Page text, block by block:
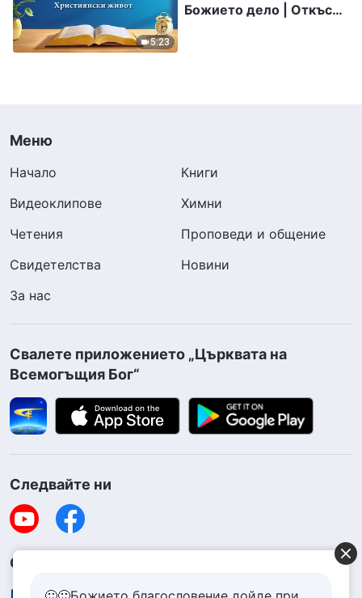
5:23
Божието дело | Откъс
Меню
Начало
Книги
Видеоклипове
Химни
Четения
Проповеди и общение
Свидетелства
Новини
За нас
Свалете приложението „Църквата на
Всемогъщия Бог“
Следвайте ни
Свържете се с нас